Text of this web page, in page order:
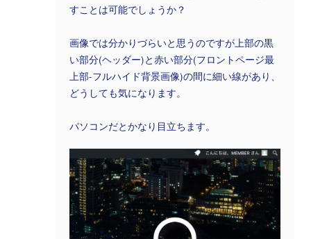
すことは可能でしょうか？
画像では分かりづらいと思うのですが上部の黒
い部分(ヘッダー)と赤い部分(フロントページ最
上部-フルハイド背景画像)の間に細い線があり、
どうしても気になります。
パソコンだとかなり目立ちます。